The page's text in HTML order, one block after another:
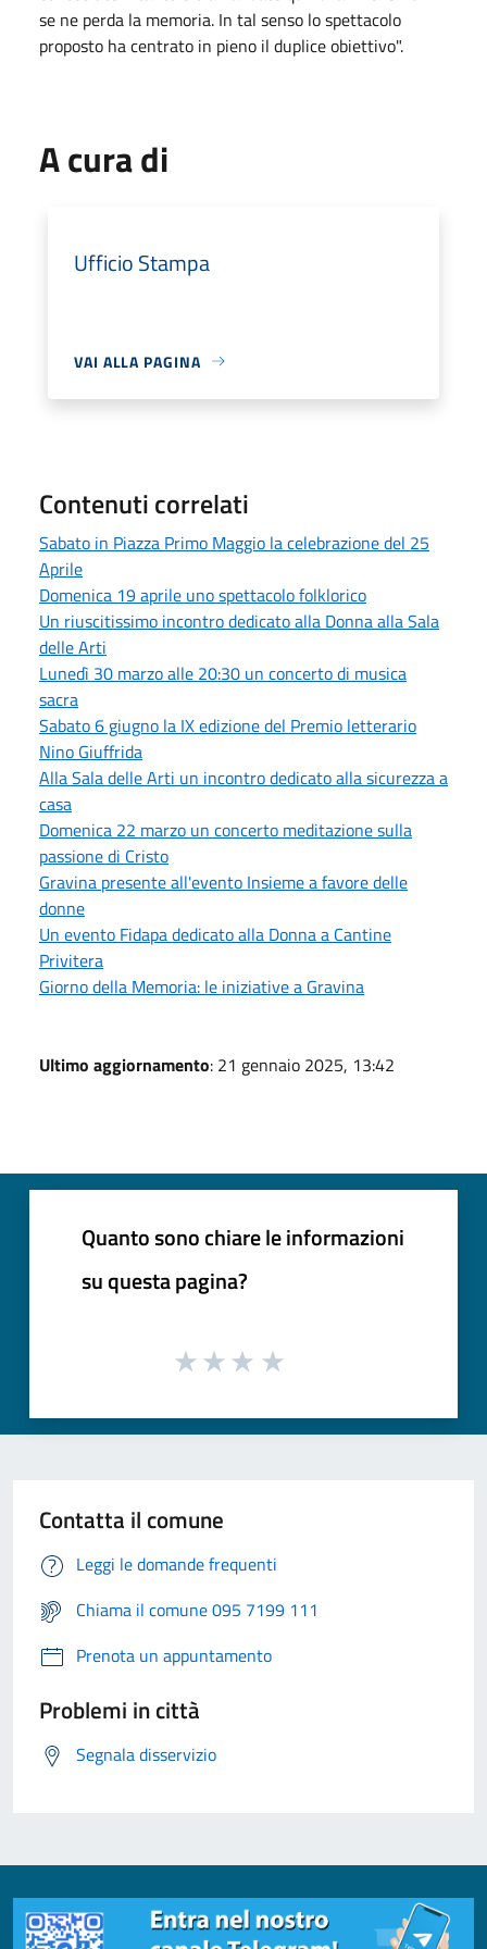
se ne perda la memoria. In tal senso lo spettacolo
proposto ha centrato in pieno il duplice obiettivo".
A cura di
Ufficio Stampa
VAI ALLA PAGINA
Contenuti correlati
Sabato in Piazza Primo Maggio la celebrazione del 25
Aprile
Domenica 19 aprile uno spettacolo folklorico
Un riuscitissimo incontro dedicato alla Donna alla Sala
delle Arti
Lunedì 30 marzo alle 20:30 un concerto di musica
sacra
Sabato 6 giugno la IX edizione del Premio letterario
Nino Giuffrida
Alla Sala delle Arti un incontro dedicato alla sicurezza a
casa
Domenica 22 marzo un concerto meditazione sulla
passione di Cristo
Gravina presente all'evento Insieme a favore delle
donne
Un evento Fidapa dedicato alla Donna a Cantine
Privitera
Giorno della Memoria: le iniziative a Gravina
Ultimo aggiornamento: 21 gennaio 2025, 13:42
Quanto sono chiare le informazioni
su questa pagina?
Contatta il comune
Leggi le domande frequenti
Chiama il comune 095 7199 111
Prenota un appuntamento
Problemi in città
Segnala disservizio